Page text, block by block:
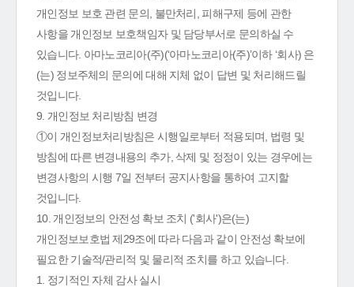
개인정보 보호 관련 문의, 불만처리, 피해구제 등에 관한
사항을 개인정보 보호책임자 및 담당부서로 문의하실 수
있습니다. 아마노코리아(주)(‘아마노코리아(주)’이하 ‘회사) 은
(는) 정보주체의 문의에 대해 지체 없이 답변 및 처리해드릴
것입니다.
9. 개인정보 처리방침 변경
①이 개인정보처리방침은 시행일로부터 적용되며, 법령 및
방침에 따른 변경내용의 추가, 삭제 및 정정이 있는 경우에는
변경사항의 시행 7일 전부터 공지사항을 통하여 고지할
것입니다.
10. 개인정보의 안전성 확보 조치 ('회사')은(는)
개인정보보호법 제29조에 따라 다음과 같이 안전성 확보에
필요한 기술적/관리적 및 물리적 조치를 하고 있습니다.
1. 정기적인 자체 감사 실시